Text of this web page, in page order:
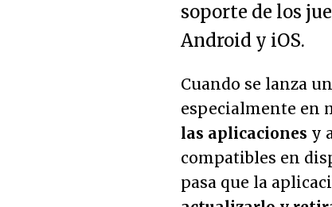
soporte de los
Android y iOS.
Cuando se lanza
especialmente en
las aplicaciones y
compatibles en
pasa que la